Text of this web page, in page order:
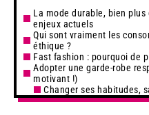
La mode durable, bien plus
enjeux actuels
Qui sont vraiment les
éthique ?
Fast fashion : pourquoi de
Adopter une garde-robe
motivant !)
Changer ses habitudes,